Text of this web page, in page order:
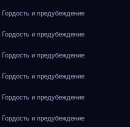
и предубеждение
и предубеждение
и предубеждение
и предубеждение
и предубеждение
и предубеждение